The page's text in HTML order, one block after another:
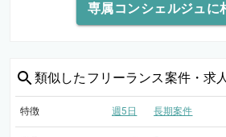
専属コンシェルジュに
類似した フリーランス案件・求
特徴 週5日 長期案件